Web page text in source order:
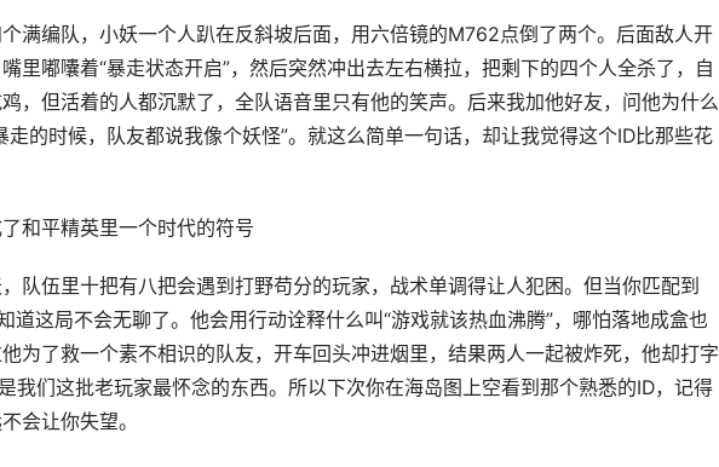
满编队，小妖一个人趴在反斜坡后面，用六倍镜的M762点倒了两个。后面敌人开
里嘟囔着“暴走状态开启”，然后突然冲出去左右横拉，把剩下的四个人全杀了，自
，但活着的人都沉默了，全队语音里只有他的笑声。后来我加他好友，问他为什么
走的时候，队友都说我像个妖怪”。就这么简单一句话，却让我觉得这个ID比那些花
和平精英里一个时代的符号
队伍里十把有八把会遇到打野苟分的玩家，战术单调得让人犯困。但当你匹配到
道这局不会无聊了。他会用行动诠释什么叫“游戏就该热血沸腾”，哪怕落地成盒也
为了救一个素不相识的队友，开车回头冲进烟里，结果两人一起被炸死，他却打字
我们这批老玩家最怀念的东西。所以下次你在海岛图上空看到那个熟悉的ID，记得
会让你失望。